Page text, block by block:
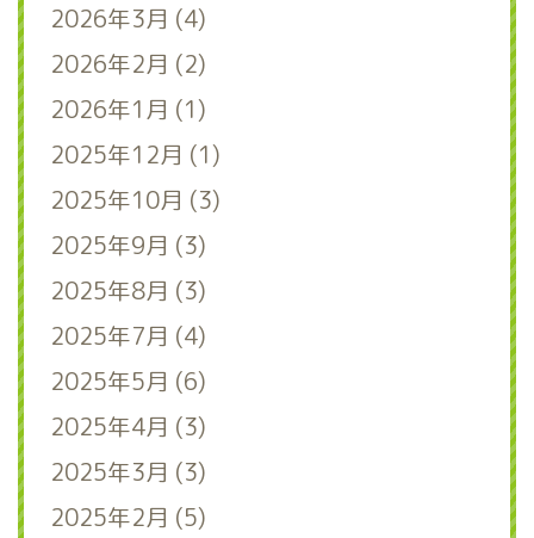
2026年3月 (4)
2026年2月 (2)
2026年1月 (1)
2025年12月 (1)
2025年10月 (3)
2025年9月 (3)
2025年8月 (3)
2025年7月 (4)
2025年5月 (6)
2025年4月 (3)
2025年3月 (3)
2025年2月 (5)